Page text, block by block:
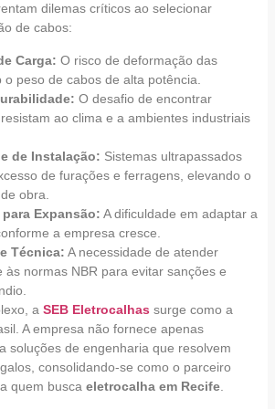
dilemas críticos ao selecionar
de cabos:
Carga: O risco de deformação das
peso de cabos de alta potência.
O desafio de encontrar
ao clima e a ambientes industriais
de Instalação: Sistemas ultrapassados
de furações e ferragens, elevando o
obra.
Expansão: A dificuldade em adaptar a
a empresa cresce.
Técnica: A necessidade de atender
às normas NBR para evitar sanções e
a SEB Eletrocalhas surge como a
A empresa não fornece apenas
soluções de engenharia que resolvem
consolidando-se como o parceiro
quem busca eletrocalha em Recife